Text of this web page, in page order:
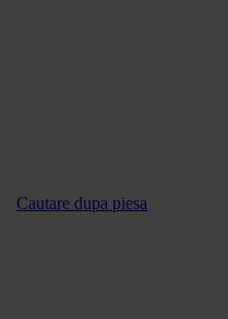
Cautare dupa piesa